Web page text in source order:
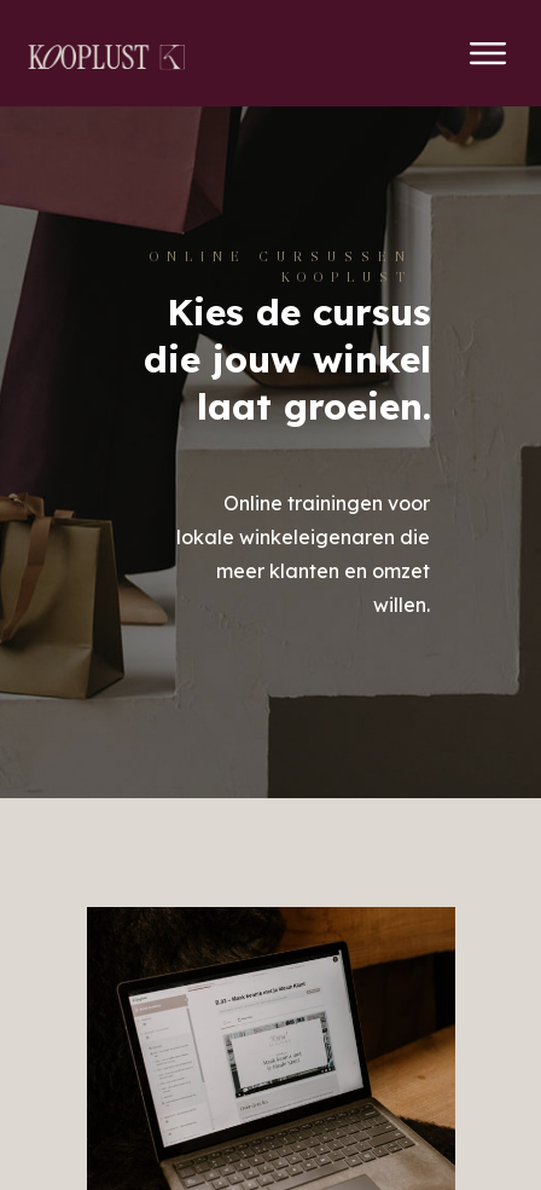
ONLINE CURSUSSEN
KOOPLUST
Kies de cursus
die jouw winkel
laat groeien.
Online trainingen voor
lokale winkeleigenaren die
meer klanten en omzet
willen.